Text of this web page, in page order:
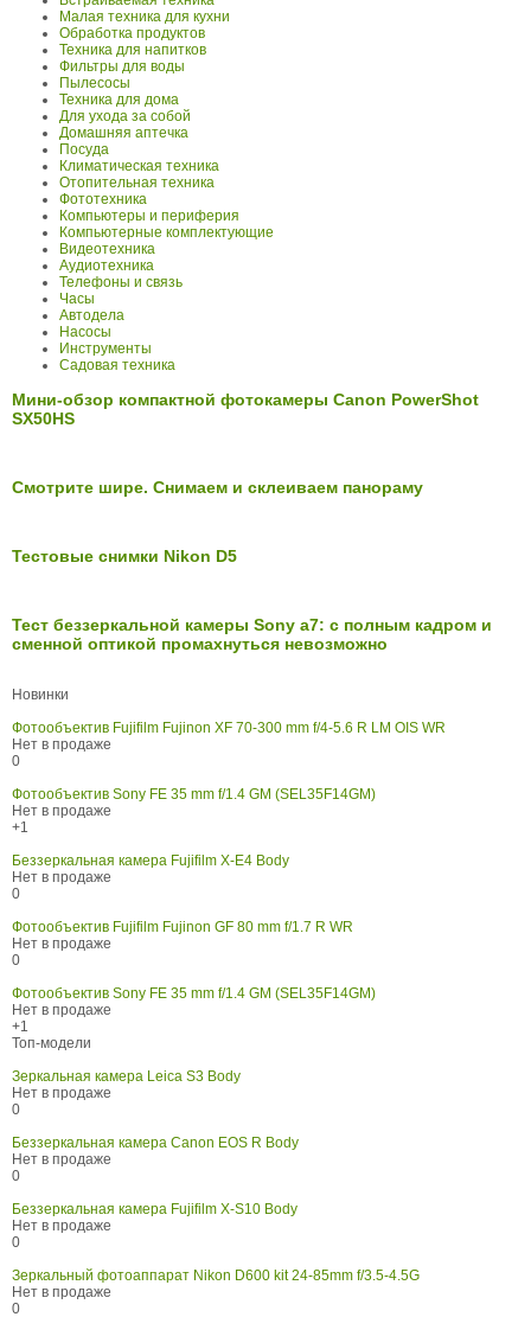
Малая техника для кухни
Обработка продуктов
Техника для напитков
Фильтры для воды
Пылесосы
Техника для дома
Для ухода за собой
Домашняя аптечка
Посуда
Климатическая техника
Отопительная техника
Фототехника
Компьютеры и периферия
Компьютерные комплектующие
Видеотехника
Аудиотехника
Телефоны и связь
Часы
Автодела
Насосы
Инструменты
Садовая техника
Мини-обзор компактной фотокамеры Canon PowerShot
SX50HS
Смотрите шире. Снимаем и склеиваем панораму
Тестовые снимки Nikon D5
Тест беззеркальной камеры Sony a7: с полным кадром и
сменной оптикой промахнуться невозможно
Новинки
Фотообъектив Fujifilm Fujinon XF 70-300 mm f/4-5.6 R LM OIS WR
Нет в продаже
0
Фотообъектив Sony FE 35 mm f/1.4 GM (SEL35F14GM)
Нет в продаже
+1
Беззеркальная камера Fujifilm X-E4 Body
Нет в продаже
0
Фотообъектив Fujifilm Fujinon GF 80 mm f/1.7 R WR
Нет в продаже
0
Фотообъектив Sony FE 35 mm f/1.4 GM (SEL35F14GM)
Нет в продаже
+1
Топ-модели
Зеркальная камера Leica S3 Body
Нет в продаже
0
Беззеркальная камера Canon EOS R Body
Нет в продаже
0
Беззеркальная камера Fujifilm X-S10 Body
Нет в продаже
0
Зеркальный фотоаппарат Nikon D600 kit 24-85mm f/3.5-4.5G
Нет в продаже
0